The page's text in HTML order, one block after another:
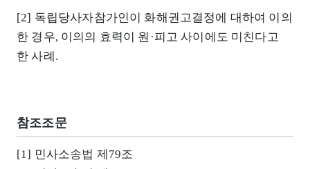
[2] 독립당사자참가인이 화해권고결정에 대하여 이의
한 경우, 이의의 효력이 원·피고 사이에도 미친다고
한 사례.
참조조문
[1] 민사소송법 제79조